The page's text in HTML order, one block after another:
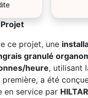
ce projet, une
granulé
heure, utilisant
a été
en service par